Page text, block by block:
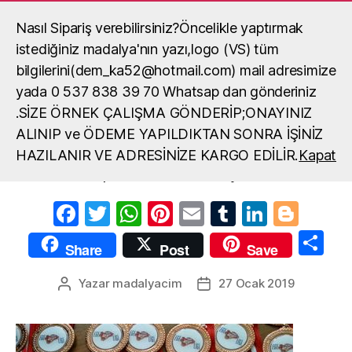
Nasıl Sipariş verebilirsiniz?Öncelikle yaptırmak
istediğiniz madalya'nın yazı,logo (VS) tüm
bilgilerini(dem_ka52@hotmail.com) mail adresimize
yada 0 537 838 39 70 Whatsap dan gönderiniz
.SİZE ÖRNEK ÇALIŞMA GÖNDERİP;ONAYINIZ
ALINIP ve ÖDEME YAPILDIKTAN SONRA İŞİNİZ
HAZILANIR VE ADRESİNİZE KARGO EDİLİR.Kapat
Madalya, madalya yaptırma, okul
madalya örneği
spor-okulları-madalyası
F
a
c
e
o
T
w
itt
er
W
h
at
s
p
Pi
nt
er
e
E
m
ail
T
u
m
bl
Li
n
k
e
n
o
g
Share Post Save
Yazının
Yazar madalyacim
Yazı27 Ocak 2019